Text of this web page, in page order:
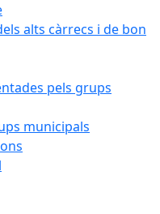
alts càrrecs i de bon
pels grups
municipals